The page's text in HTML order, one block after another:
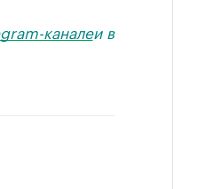
каналеи в